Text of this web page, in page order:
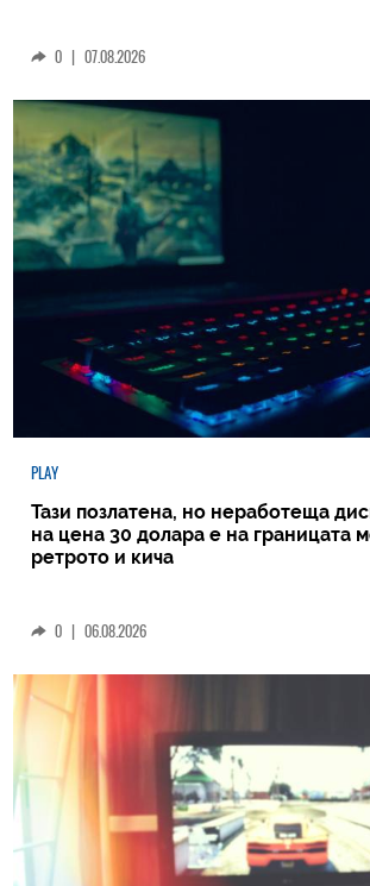
0 | 07.08.2026
PLAY
Тази позлатена, но неработеща
на цена 30 долара е на границата
ретрото и кича
0 | 06.08.2026